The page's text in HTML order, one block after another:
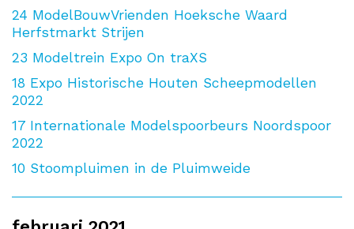
24 ModelBouwVrienden Hoeksche Waard
Herfstmarkt Strijen
23 Modeltrein Expo On traXS
18 Expo Historische Houten Scheepmodellen
2022
17 Internationale Modelspoorbeurs Noordspoor
2022
10 Stoompluimen in de Pluimweide